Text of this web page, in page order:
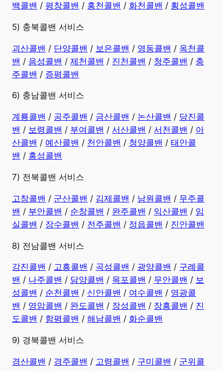
백콜밴 / 평창콜밴 / 홍천콜밴 / 화천콜밴 / 횡성콜밴
5) 충북콜밴 서비스
괴산콜밴 / 단양콜밴 / 보은콜밴 / 영동콜밴 / 옥천콜
밴 / 음성콜밴 / 제천콜밴 / 진천콜밴 / 청주콜밴 / 충
주콜밴 / 증평콜밴
6) 충남콜밴 서비스
계룡콜밴 / 공주콜밴 / 금산콜밴 / 논산콜밴 / 당진콜
밴 / 보령콜밴 / 부여콜밴 / 서산콜밴 / 서천콜밴 / 아
산콜밴 / 예산콜밴 / 천안콜밴 / 청양콜밴 / 태안콜
밴 / 홍성콜밴
7) 전북콜밴 서비스
고창콜밴 / 군산콜밴 / 김제콜밴 / 남원콜밴 / 무주콜
밴 / 부안콜밴 / 순창콜밴 / 완주콜밴 / 익산콜밴 / 임
실콜밴 / 장수콜밴 / 전주콜밴 / 정읍콜밴 / 진안콜밴
8) 전남콜밴 서비스
강진콜밴 / 고흥콜밴 / 곡성콜밴 / 광양콜밴 / 구례콜
밴 / 나주콜밴 / 담양콜밴 / 목포콜밴 / 무안콜밴 / 보
성콜밴 / 순천콜밴 / 신안콜밴 / 여수콜밴 / 영광콜
밴 / 영암콜밴 / 완도콜밴 / 장성콜밴 / 장흥콜밴 / 진
도콜밴 / 함평콜밴 / 해남콜밴 / 화순콜밴
9) 경북콜밴 서비스
경산콜밴 / 경주콜밴 / 고령콜밴 / 구미콜밴 / 군위콜